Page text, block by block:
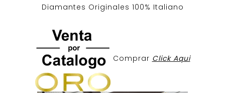
Diamantes Originales 100% Italiano
Comprar Click Aqui